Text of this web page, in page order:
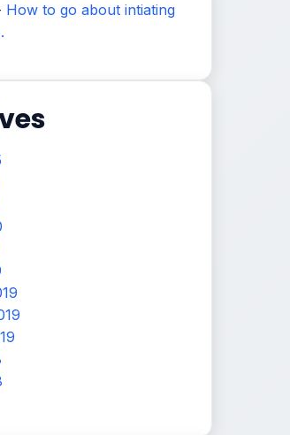
How to go about intiating